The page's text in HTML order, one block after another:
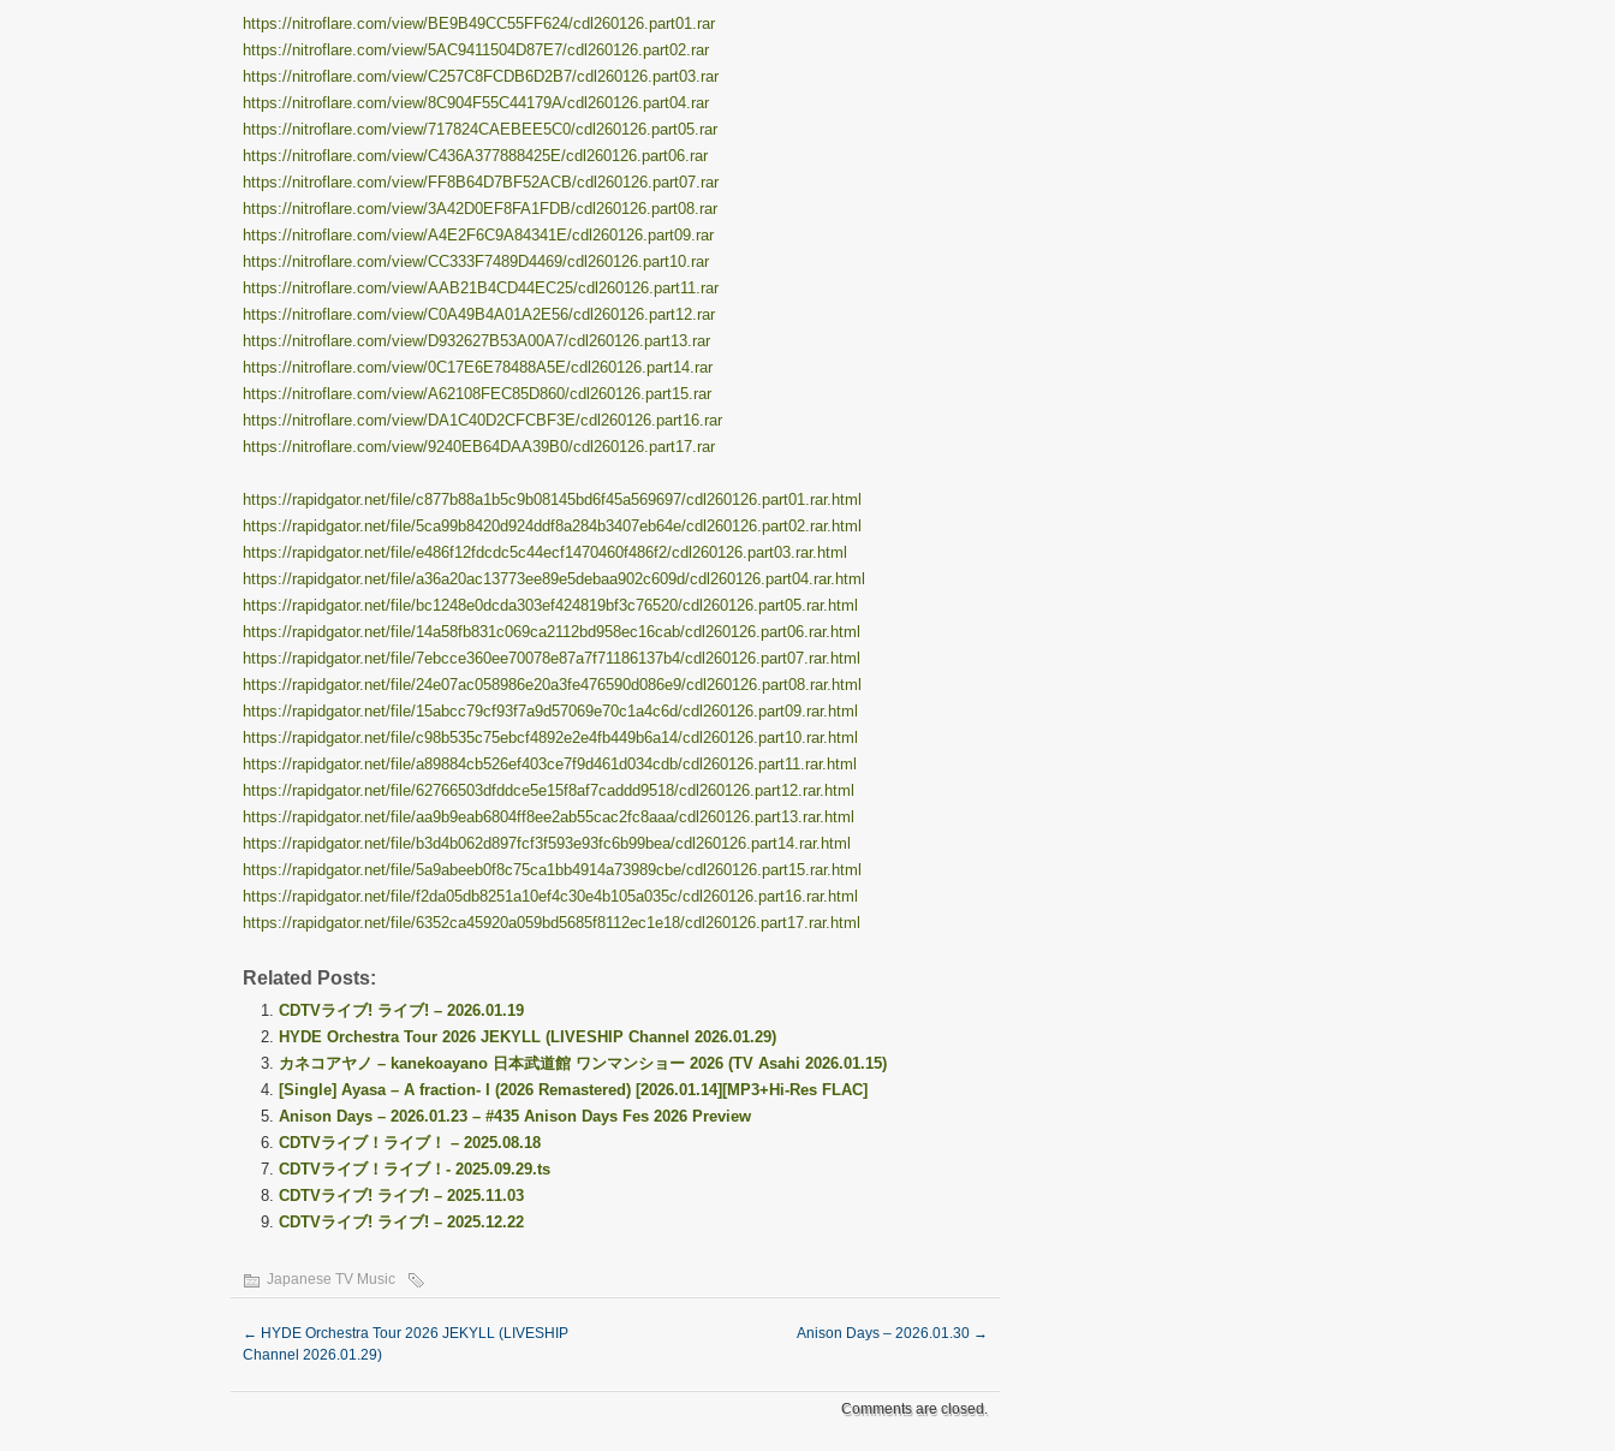
https://nitroflare.com/view/BE9B49CC55FF624/cdl260126.part01.rar
https://nitroflare.com/view/5AC9411504D87E7/cdl260126.part02.rar
https://nitroflare.com/view/C257C8FCDB6D2B7/cdl260126.part03.rar
https://nitroflare.com/view/8C904F55C44179A/cdl260126.part04.rar
https://nitroflare.com/view/717824CAEBEE5C0/cdl260126.part05.rar
https://nitroflare.com/view/C436A377888425E/cdl260126.part06.rar
https://nitroflare.com/view/FF8B64D7BF52ACB/cdl260126.part07.rar
https://nitroflare.com/view/3A42D0EF8FA1FDB/cdl260126.part08.rar
https://nitroflare.com/view/A4E2F6C9A84341E/cdl260126.part09.rar
https://nitroflare.com/view/CC333F7489D4469/cdl260126.part10.rar
https://nitroflare.com/view/AAB21B4CD44EC25/cdl260126.part11.rar
https://nitroflare.com/view/C0A49B4A01A2E56/cdl260126.part12.rar
https://nitroflare.com/view/D932627B53A00A7/cdl260126.part13.rar
https://nitroflare.com/view/0C17E6E78488A5E/cdl260126.part14.rar
https://nitroflare.com/view/A62108FEC85D860/cdl260126.part15.rar
https://nitroflare.com/view/DA1C40D2CFCBF3E/cdl260126.part16.rar
https://nitroflare.com/view/9240EB64DAA39B0/cdl260126.part17.rar
https://rapidgator.net/file/c877b88a1b5c9b08145bd6f45a569697/cdl260126.part01.rar.html
https://rapidgator.net/file/5ca99b8420d924ddf8a284b3407eb64e/cdl260126.part02.rar.html
https://rapidgator.net/file/e486f12fdcdc5c44ecf1470460f486f2/cdl260126.part03.rar.html
https://rapidgator.net/file/a36a20ac13773ee89e5debaa902c609d/cdl260126.part04.rar.html
https://rapidgator.net/file/bc1248e0dcda303ef424819bf3c76520/cdl260126.part05.rar.html
https://rapidgator.net/file/14a58fb831c069ca2112bd958ec16cab/cdl260126.part06.rar.html
https://rapidgator.net/file/7ebcce360ee70078e87a7f71186137b4/cdl260126.part07.rar.html
https://rapidgator.net/file/24e07ac058986e20a3fe476590d086e9/cdl260126.part08.rar.html
https://rapidgator.net/file/15abcc79cf93f7a9d57069e70c1a4c6d/cdl260126.part09.rar.html
https://rapidgator.net/file/c98b535c75ebcf4892e2e4fb449b6a14/cdl260126.part10.rar.html
https://rapidgator.net/file/a89884cb526ef403ce7f9d461d034cdb/cdl260126.part11.rar.html
https://rapidgator.net/file/62766503dfddce5e15f8af7caddd9518/cdl260126.part12.rar.html
https://rapidgator.net/file/aa9b9eab6804ff8ee2ab55cac2fc8aaa/cdl260126.part13.rar.html
https://rapidgator.net/file/b3d4b062d897fcf3f593e93fc6b99bea/cdl260126.part14.rar.html
https://rapidgator.net/file/5a9abeeb0f8c75ca1bb4914a73989cbe/cdl260126.part15.rar.html
https://rapidgator.net/file/f2da05db8251a10ef4c30e4b105a035c/cdl260126.part16.rar.html
https://rapidgator.net/file/6352ca45920a059bd5685f8112ec1e18/cdl260126.part17.rar.html
Related Posts:
CDTVライブ! ライブ! – 2026.01.19
HYDE Orchestra Tour 2026 JEKYLL (LIVESHIP Channel 2026.01.29)
カネコアヤノ – kanekoayano 日本武道館 ワンマンショー 2026 (TV Asahi 2026.01.15)
[Single] Ayasa – A fraction- I (2026 Remastered) [2026.01.14][MP3+Hi-Res FLAC]
Anison Days – 2026.01.23 – #435 Anison Days Fes 2026 Preview
CDTVライブ！ライブ！ – 2025.08.18
CDTVライブ！ライブ！- 2025.09.29.ts
CDTVライブ! ライブ! – 2025.11.03
CDTVライブ! ライブ! – 2025.12.22
Japanese TV Music
← HYDE Orchestra Tour 2026 JEKYLL (LIVESHIP
Channel 2026.01.29)
Anison Days – 2026.01.30 →
Comments are closed.